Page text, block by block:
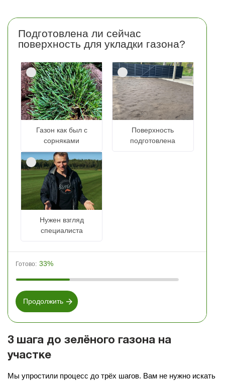
Подготовлена ли сейчас
поверхность для укладки газона?
Газон как был с
сорняками
Поверхность
подготовлена
Нужен взгляд
специалиста
Готово: 33%
Продолжить
3 шага до зелёного газона на
участке
Мы упростили процесс до трёх шагов. Вам не нужно искать